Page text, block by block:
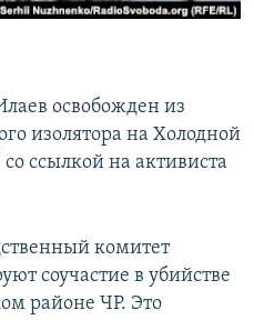
освобожден из
изолятора на Холодной
ссылкой на активиста
комитет
соучастие в убийстве
районе ЧР. Это